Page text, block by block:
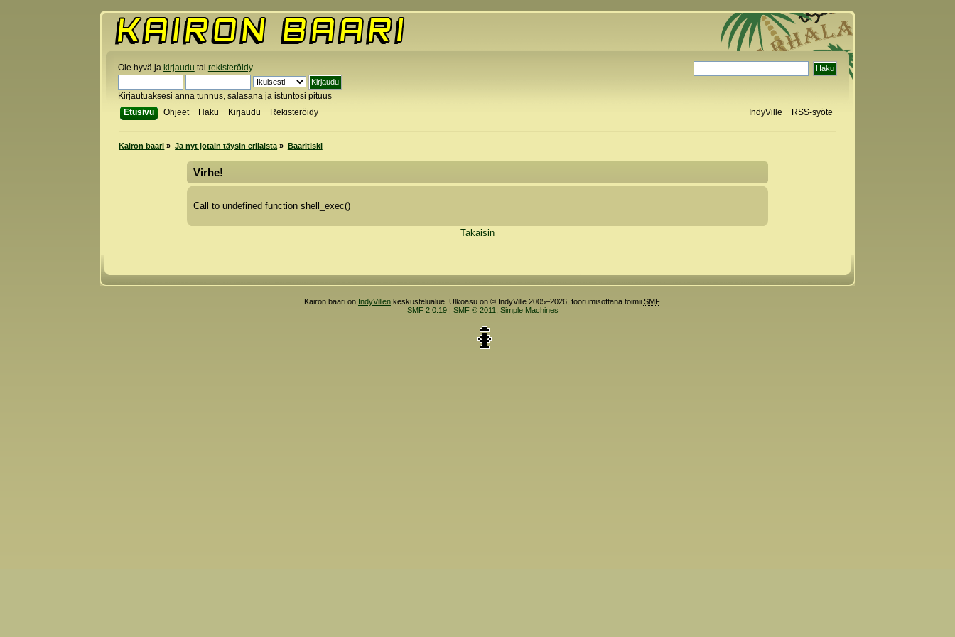
Ole hyvä ja kirjaudu tai rekisteröidy.
Kirjautuaksesi anna tunnus, salasana ja istuntosi pituus
Etusivu
Ohjeet Haku Kirjaudu Rekisteröidy IndyVille RSS-syöte
Kairon baari » Ja nyt jotain täysin erilaista » Baaritiski
Virhe!
Call to undefined function shell_exec()
Takaisin
Kairon baari on IndyVillenkeskustelualue. Ulkoasu on © IndyVille 2005–2026, foorumisoftana toimii SMF.
SMF 2.0.19| SMF © 2011 Simple Machines